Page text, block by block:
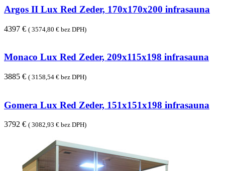
Argos II Lux Red Zeder, 170x170x200 infrasauna
4397 € ( 3574,80 € bez DPH)
Monaco Lux Red Zeder, 209x115x198 infrasauna
3885 € ( 3158,54 € bez DPH)
Gomera Lux Red Zeder, 151x151x198 infrasauna
3792 € ( 3082,93 € bez DPH)